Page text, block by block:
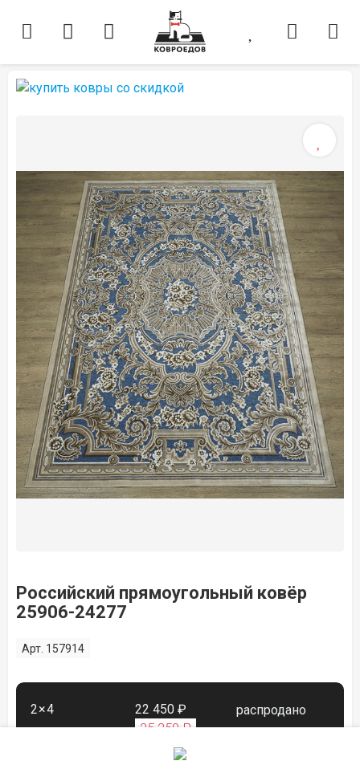
Российский прямоугольный ковёр
25906-24277
Арт. 157914
2×4 22 450 ₽
25 250 ₽
распродано